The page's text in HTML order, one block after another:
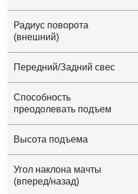
Радиус поворота
(внешний)
Передний/Задний свес
Способность
преодолевать подъем
Высота подъема
Угол наклона мачты
(вперед/назад)